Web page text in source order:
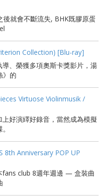
就會不斷流失, BHK既膠原蛋
Collection) [Blu-ray]
、榮獲多項奧斯卡獎影片，湯
》的
Virtuose Violinmusik /
好演繹好錄音，當然成為模擬
8th Anniversary POP UP
club 8週年週邊 — 盒裝曲